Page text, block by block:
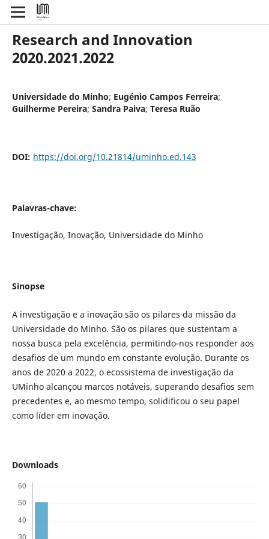
Research and Innovation
2020.2021.2022
Universidade do Minho; Eugénio Campos Ferreira;
Guilherme Pereira; Sandra Paiva; Teresa Ruão
DOI: https://doi.org/10.21814/uminho.ed.143
Palavras-chave:
Investigação, Inovação, Universidade do Minho
Sinopse
A investigação e a inovação são os pilares da missão da
Universidade do Minho. São os pilares que sustentam a
nossa busca pela excelência, permitindo-nos responder aos
desafios de um mundo em constante evolução. Durante os
anos de 2020 a 2022, o ecossistema de investigação da
UMinho alcançou marcos notáveis, superando desafios sem
precedentes e, ao mesmo tempo, solidificou o seu papel
como líder em inovação.
Downloads